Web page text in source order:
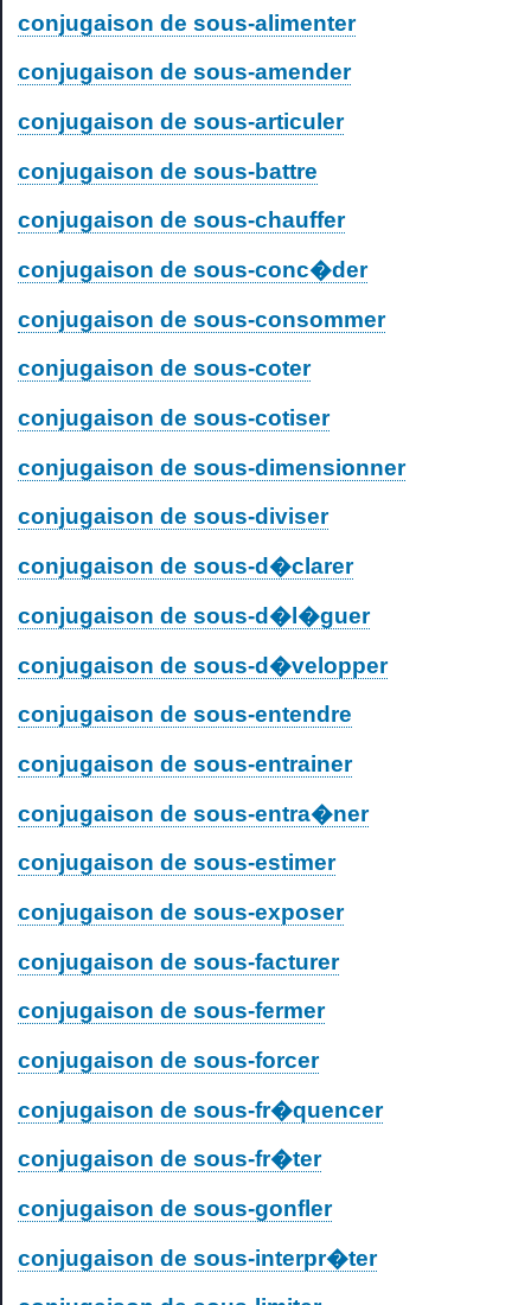
conjugaison de sous-alimenter
conjugaison de sous-amender
conjugaison de sous-articuler
conjugaison de sous-battre
conjugaison de sous-chauffer
conjugaison de sous-conc�der
conjugaison de sous-consommer
conjugaison de sous-coter
conjugaison de sous-cotiser
conjugaison de sous-dimensionner
conjugaison de sous-diviser
conjugaison de sous-d�clarer
conjugaison de sous-d�l�guer
conjugaison de sous-d�velopper
conjugaison de sous-entendre
conjugaison de sous-entrainer
conjugaison de sous-entra�ner
conjugaison de sous-estimer
conjugaison de sous-exposer
conjugaison de sous-facturer
conjugaison de sous-fermer
conjugaison de sous-forcer
conjugaison de sous-fr�quencer
conjugaison de sous-fr�ter
conjugaison de sous-gonfler
conjugaison de sous-interpr�ter